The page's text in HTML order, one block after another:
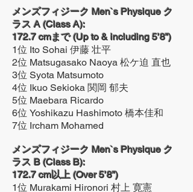
メンズフィジーク Men`s Physique ク
ラス A (Class A):
172.7 cmまで (Up to & including 5’8”)
1位 Ito Sohai 伊藤 壮平
2位 Matsugasako Naoya 松ケ迫 直也
3位 Syota Matsumoto
4位 Ikuo Sekioka 関岡 郁夫
5位 Maebara Ricardo
6位 Yoshikazu Hashimoto 橋本佳和
7位 Ircham Mohamed
メンズフィジーク Men`s Physique ク
ラス B (Class B):
172.7 cm以上 (Over 5’8”)
1位 Murakami Hironori 村上 寛憲